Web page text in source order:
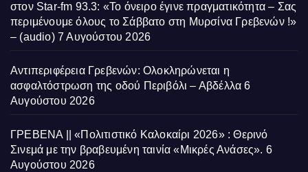
στον Star-fm 93.3: «Το όνειρο έγινε πραγματικότητα – Σας
περιμένουμε όλους το Σάββατο στη Μυρσίνα Γρεβενών !»
– (audio) 7 Αυγούστου 2026
Αντιπεριφέρεια Γρεβενών: Ολοκληρώνεται η
ασφαλτόστρωση της οδού Περιβόλι – Αβδέλλα 6
Αυγούστου 2026
ΓΡΕΒΕΝΑ || «Πολιτιστικό Καλοκαίρι 2026» : Θερινό
Σινεμά με την βραβευμένη ταινία «Μικρές Ανάσες». 6
Αυγούστου 2026